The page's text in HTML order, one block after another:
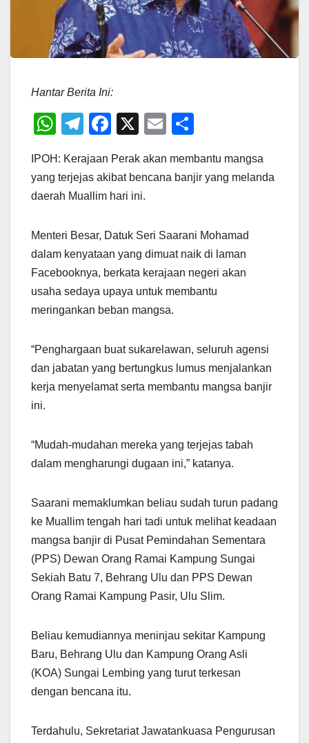
Hantar Berita Ini:
W
at
s
p
p
T
e
gr
m
F
c
e
o
o
k
X
E
ail ar
e
IPOH: Kerajaan Perak akan membantu mangsa
yang terjejas akibat bencana banjir yang melanda
daerah Muallim hari ini.
Menteri Besar, Datuk Seri Saarani Mohamad
dalam kenyataan yang dimuat naik di laman
Facebooknya, berkata kerajaan negeri akan
usaha sedaya upaya untuk membantu
meringankan beban mangsa.
“Penghargaan buat sukarelawan, seluruh agensi
dan jabatan yang bertungkus lumus menjalankan
kerja menyelamat serta membantu mangsa banjir
ini.
“Mudah-mudahan mereka yang terjejas tabah
dalam mengharungi dugaan ini,” katanya.
Saarani memaklumkan beliau sudah turun padang
ke Muallim tengah hari tadi untuk melihat keadaan
mangsa banjir di Pusat Pemindahan Sementara
(PPS) Dewan Orang Ramai Kampung Sungai
Sekiah Batu 7, Behrang Ulu dan PPS Dewan
Orang Ramai Kampung Pasir, Ulu Slim.
Beliau kemudiannya meninjau sekitar Kampung
Baru, Behrang Ulu dan Kampung Orang Asli
(KOA) Sungai Lembing yang turut terkesan
dengan bencana itu.
Terdahulu, Sekretariat Jawatankuasa Pengurusan